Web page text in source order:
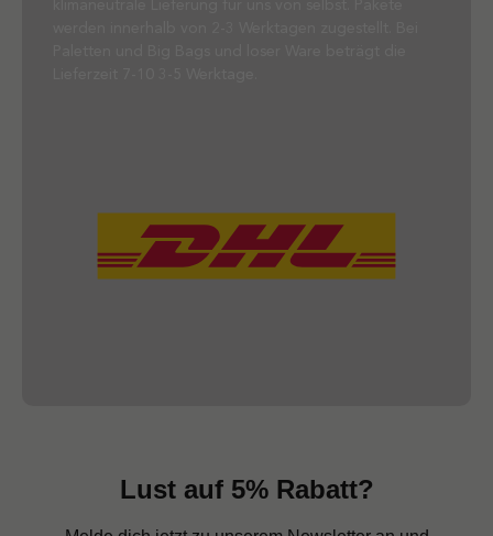
Lust auf 5% Rabatt?